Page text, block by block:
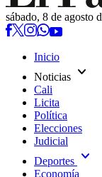
sábado, 8 de agosto
Inicio
Noticias expand_more
Cali
Licita
Política
Elecciones
Judicial
Deportes expand_more
Economía